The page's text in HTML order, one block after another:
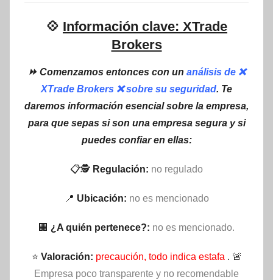
💠 Información clave: XTrade
Brokers
⏩ Comenzamos entonces con un análisis de ❌
XTrade Brokers ❌ sobre su seguridad. Te
daremos información esencial sobre la empresa,
para que sepas si son una empresa segura y si
puedes confiar en ellas:
📋🕵 Regulación: no regulado
📍 Ubicación: no es mencionado
🏢 ¿A quién pertenece?: no es mencionado.
⭐ Valoración: precaución, todo indica estafa . 🚨
Empresa poco transparente y no recomendable